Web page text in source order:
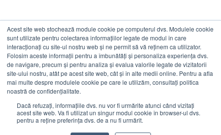
Acest site web stochează module cookie pe computerul dvs. Modulele cookie
sunt utilizate pentru colectarea informațiilor legate de modul în care
interacționați cu site-ul nostru web și ne permit să vă reținem ca utilizator.
Folosim aceste informații pentru a îmbunătăți și personaliza experiența dvs.
de navigare, precum și pentru analiza și evalua valorile legate de vizitatorii
site-ului nostru, atât pe acest site web, cât și în alte medii online. Pentru a afla
mai multe despre modulele cookie pe care le utilizăm, consultați politica
noastră de confidențialitate.
Dacă refuzați, informațiile dvs. nu vor fi urmărite atunci când vizitați
acest site web. Va fi utilizat un singur modul cookie în browser-ul dvs.
pentru a reține preferința dvs. de a nu fi urmărit.
DATE COMERCIALE
ESTICO S.R.L.
CIF: RO1094402.
Reg.Com: J08/469/1991.
Visa MasterCard
Cash Stripe